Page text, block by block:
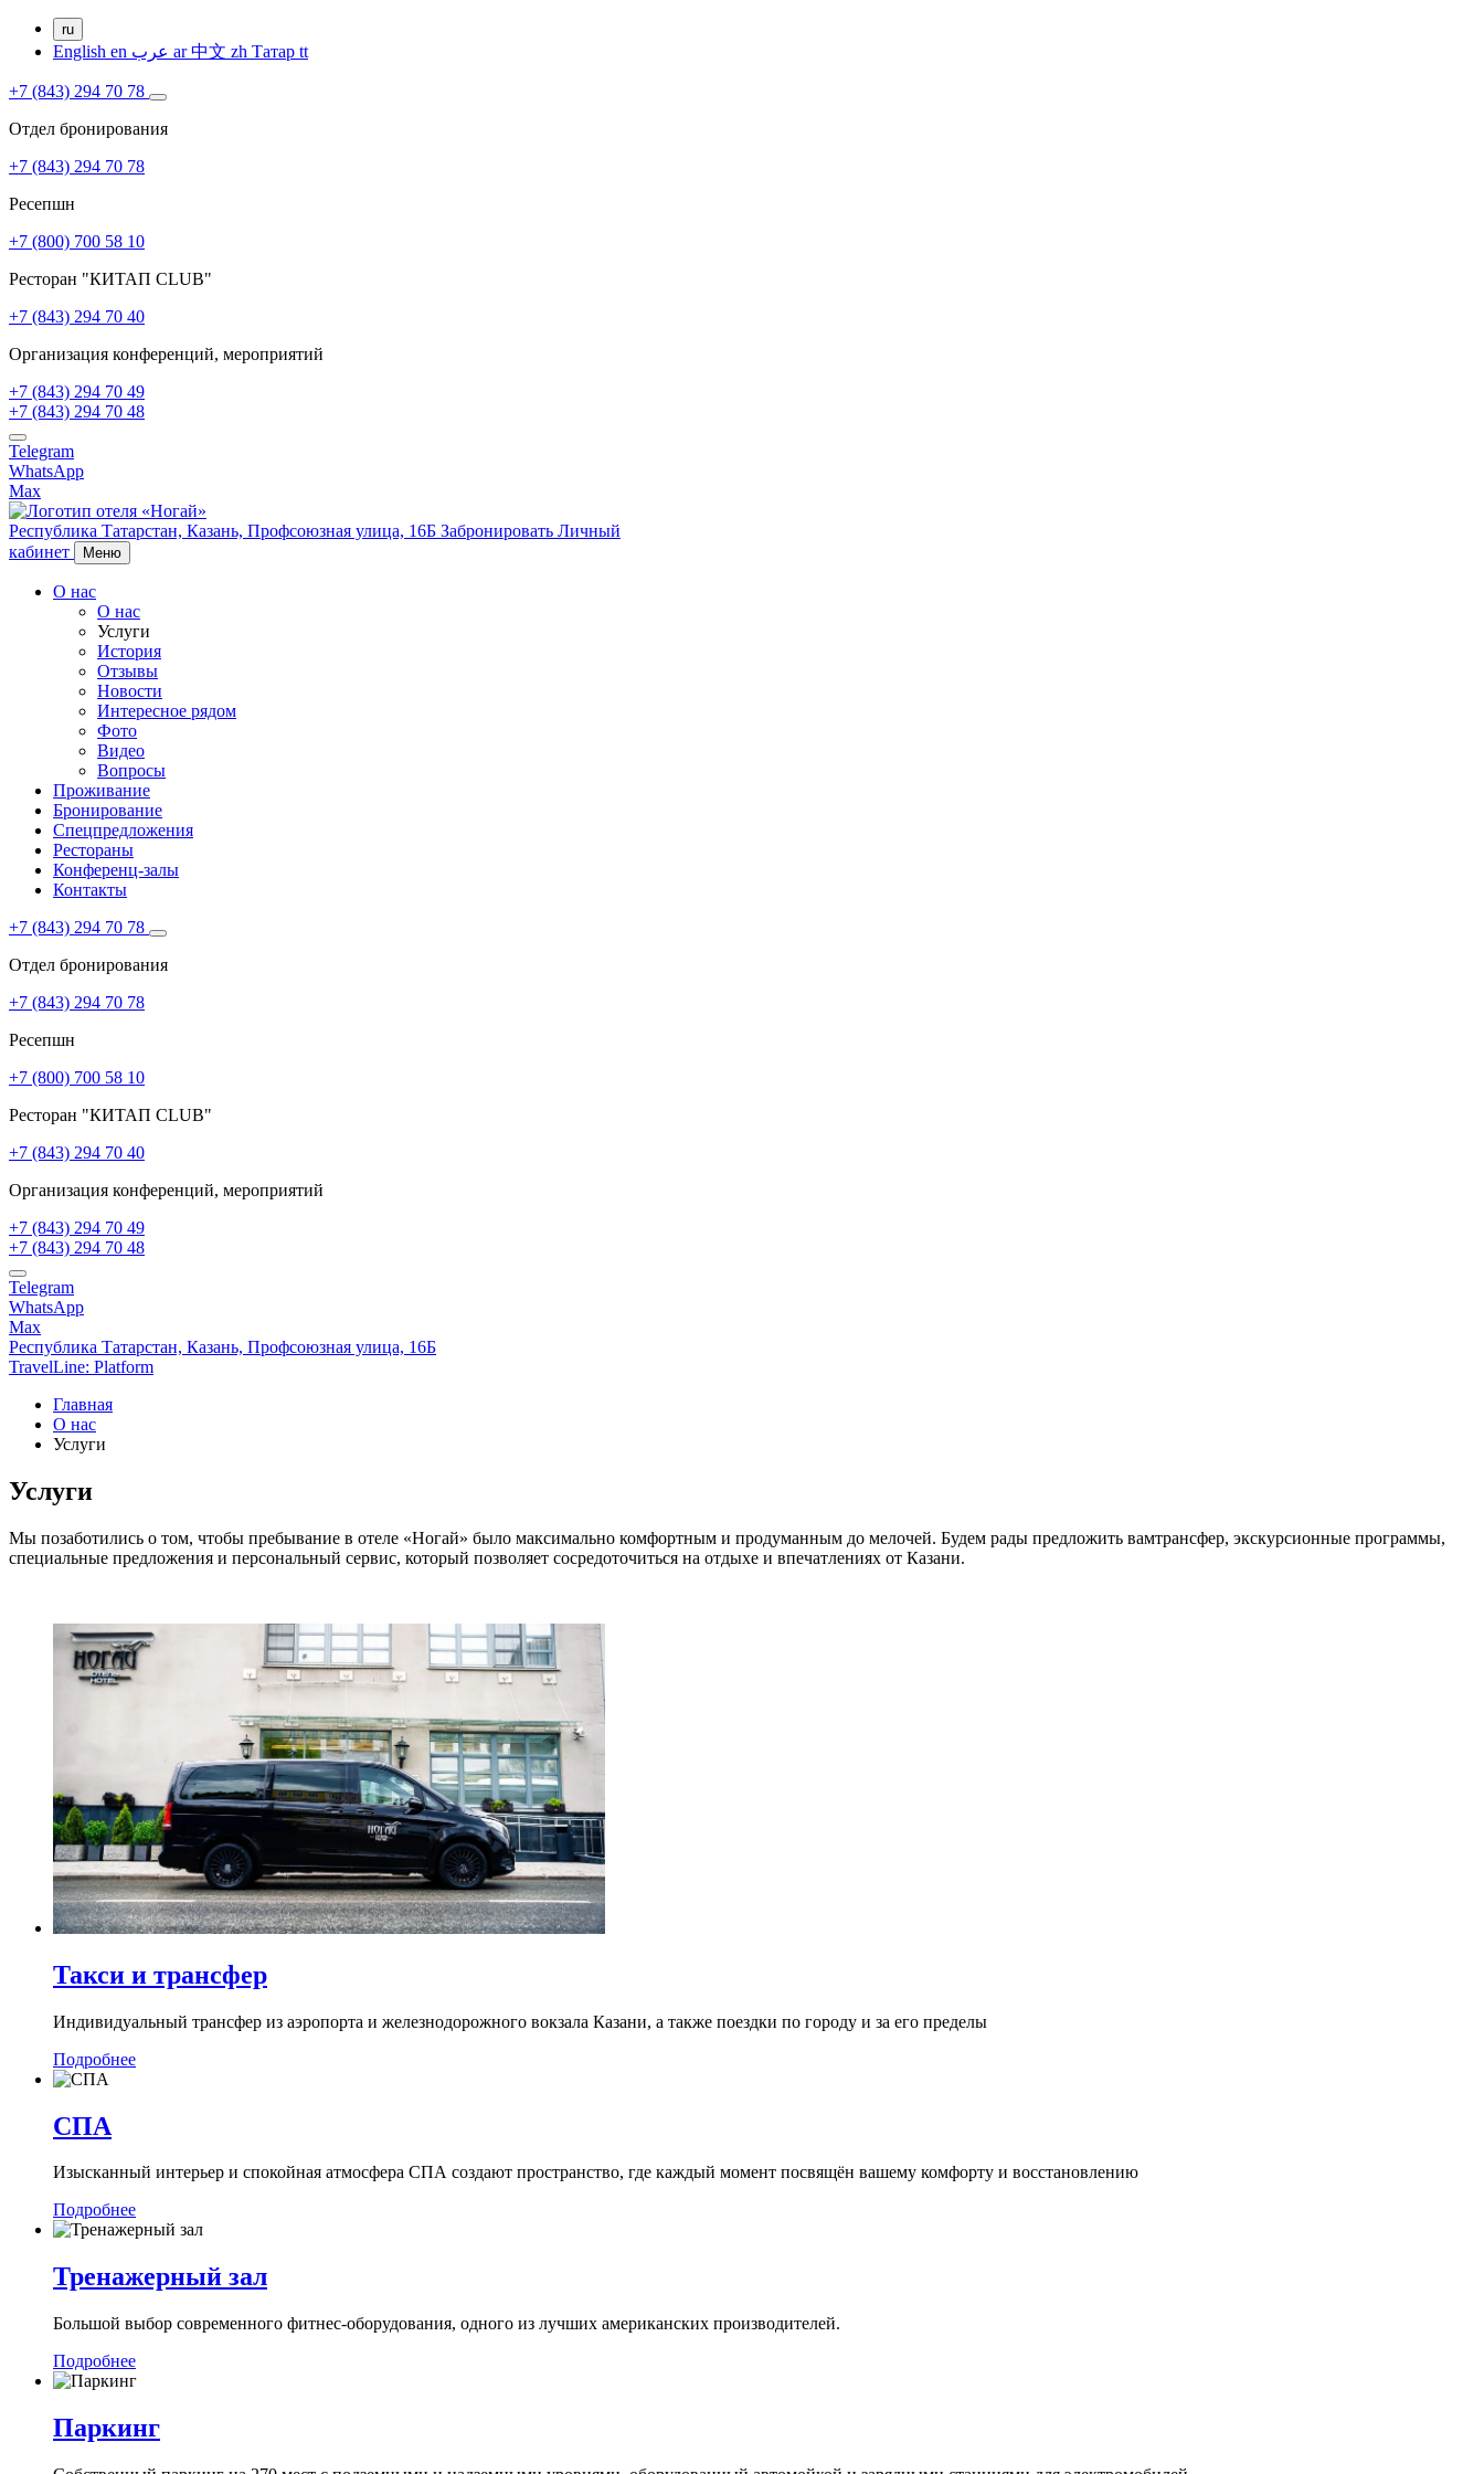
ru
English en ar中文 zh Татар tt
+7 (843) 294 70 78
Отдел бронирования
+7 (843) 294 70 78
Ресепшн
+7 (800) 700 58 10
Ресторан "КИТАП CLUB"
+7 (843) 294 70 40
Организация конференций, мероприятий
+7 (843) 294 70 49
+7 (843) 294 70 48
Telegram
WhatsApp
Max
Республика Татарстан, Казань, Профсоюзная улица, 16Б Забронировать Личный
кабинет
Меню
О нас
О нас
Услуги
История
Отзывы
Новости
Интересное рядом
Фото
Видео
Вопросы
Проживание
Бронирование
Спецпредложения
Рестораны
Конференц-залы
Контакты
+7 (843) 294 70 78
Отдел бронирования
+7 (843) 294 70 78
Ресепшн
+7 (800) 700 58 10
Ресторан "КИТАП CLUB"
+7 (843) 294 70 40
Организация конференций, мероприятий
+7 (843) 294 70 49
+7 (843) 294 70 48
Telegram
WhatsApp
Max
Республика Татарстан, Казань, Профсоюзная улица, 16Б
TravelLine: Platform
Главная
О нас
Услуги
Услуги
Мы позаботились о том, чтобы пребывание в отеле «Ногай» было максимально комфортным и продуманным до мелочей. Будем рады предложить вамтрансфер, экскурсионные программы,
специальные предложения и персональный сервис, который позволяет сосредоточиться на отдыхе и впечатлениях от Казани.
Такси и трансфер
Индивидуальный трансфер из аэропорта и железнодорожного вокзала Казани, а также поездки по городу и за его пределы
Подробнее
СПА
Изысканный интерьер и спокойная атмосфера СПА создают пространство, где каждый момент посвящён вашему комфорту и восстановлению
Подробнее
Тренажерный зал
Большой выбор современного фитнес-оборудования, одного из лучших американских производителей.
Подробнее
Паркинг